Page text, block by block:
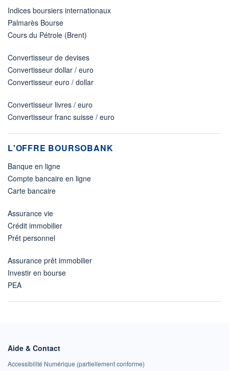
Indices boursiers internationaux
Palmarès Bourse
Cours du Pétrole (Brent)
Convertisseur de devises
Convertisseur dollar / euro
Convertisseur euro / dollar
Convertisseur livres / euro
Convertisseur franc suisse / euro
L'OFFRE BOURSOBANK
Banque en ligne
Compte bancaire en ligne
Carte bancaire
Assurance vie
Crédit immobilier
Prêt personnel
Assurance prêt immobilier
Investir en bourse
PEA
Aide & Contact
Accessibilité Numérique (partiellement conforme)